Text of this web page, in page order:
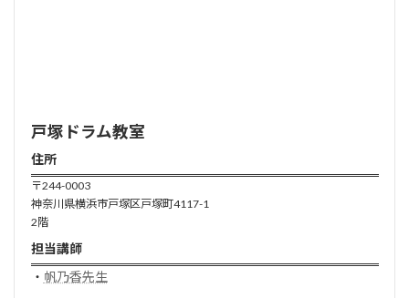
戸塚ドラム教室
住所
〒244-0003
神奈川県横浜市戸塚区戸塚町4117-1
2階
担当講師
・ 帆乃香先生